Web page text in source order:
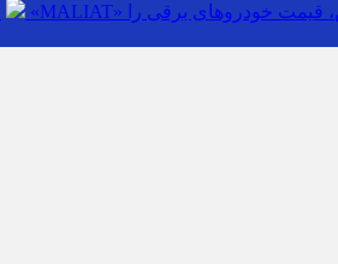
قیمت خودروهای برقی را